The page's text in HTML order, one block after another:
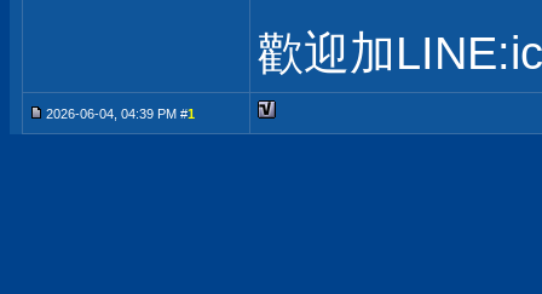
歡迎加
2026-06-04, 04:39 PM #1